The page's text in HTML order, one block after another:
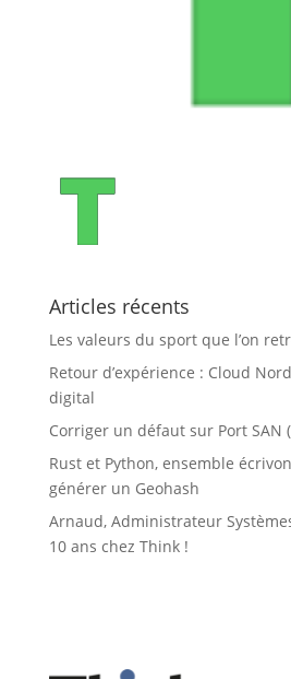
Articles récents
Les valeurs du sport que l’on
Retour d’expérience : Cloud
digital
Corriger un défaut sur Port SAN
Rust et Python, ensemble
générer un Geohash
Arnaud, Administrateur
10 ans chez Think !